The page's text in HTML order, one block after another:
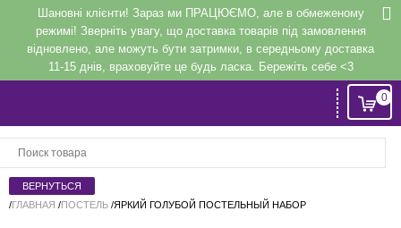
Шановні клієнти! Зараз ми ПРАЦЮЄМО, але в обмеженому
режимі! Зверніть увагу, що доставка товарів під замовлення
відновлено, але можуть бути затримки, в середньому доставка
11-15 днів, враховуйте це будь ласка. Бережіть себе <3
0
/ГЛАВНАЯ /ПОСТЕЛЬ /ЯРКИЙ ГОЛУБОЙ ПОСТЕЛЬНЫЙ НАБОР
ВходилиРегистрация